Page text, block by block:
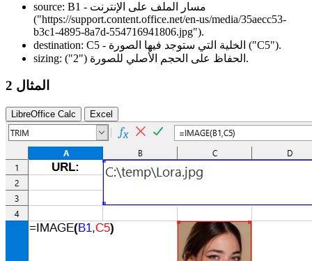
source: B1
- مسار الملف على الإنترنت
("https://support.content.office.net/en-us/media/35aecc53-
b3c1-4895-8a7d-554716941806.jpg").
destination: C5 ("C5").
sizing:
الحفاظ على الحجم الأصلي للصورة ("2") .
المثال 2
LibreOffice Calc Excel